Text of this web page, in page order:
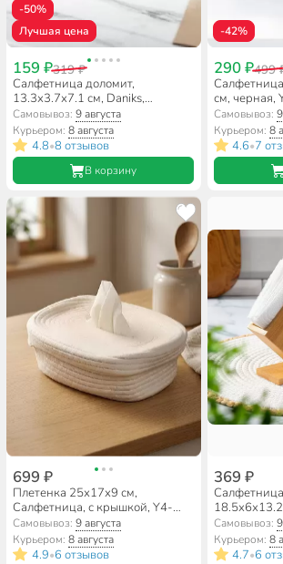
-50%
Лучшая цена
159 ₽319 ₽
Салфетница доломит,
13.3х3.7х7.1 см, Daniks,
Миловидный
Самовывоз:9 августа
Курьером:8 августа
4.8•8 отзывов
В корзину
-42%
290 ₽499
см, черная,
Самовывоз:
Курьером: 8
4.6•7
699 ₽
Плетенка 25х17х9 см,
Салфетница, с крышкой, Y4-
8691
Самовывоз:9 августа
Курьером:8 августа
4.9•6 отзывов
369 ₽
Самовывоз:
Курьером: 8
4.7•6